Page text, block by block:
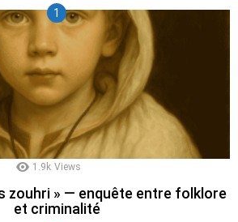
1.9k Views
zouhri » — enquête entre folklore
et criminalité